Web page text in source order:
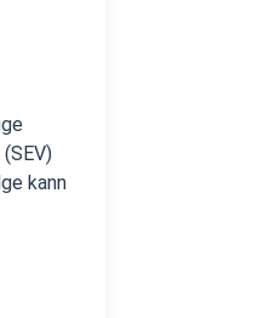
kann